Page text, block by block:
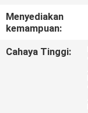
BERITA
Menyediakan
kemampuan:
Cahaya Tinggi: